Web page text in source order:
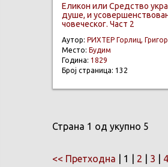
Еликон или Средство
душе, и
човеческог. Част 2
Аутор: РИХТЕР Горлиц,
Место: Будим
Година: 1829
Број страница: 132
Страна 1 од укупно 5
<< Претходна | 1 | 2 3 4